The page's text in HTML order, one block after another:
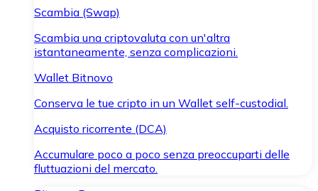
Scambia (Swap)
Scambia una criptovaluta con un'altra
istantaneamente, senza complicazioni.
Wallet Bitnovo
Conserva le tue cripto in un Wallet self-custodial.
Acquisto ricorrente (DCA)
Accumulare poco a poco senza preoccuparti delle
fluttuazioni del mercato.